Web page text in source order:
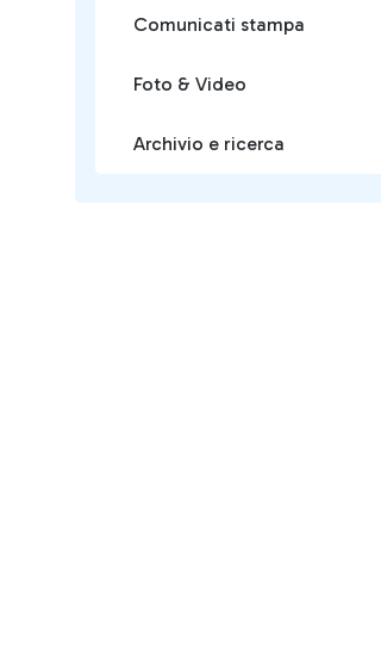
Comunicati stampa
Foto & Video
Archivio e ricerca